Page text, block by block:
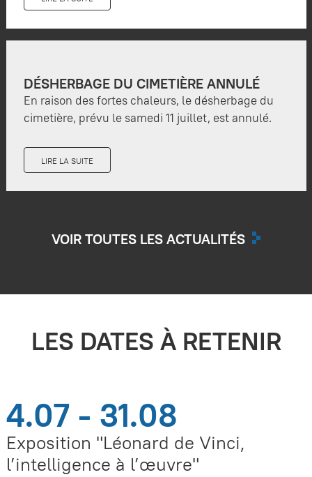
DÉSHERBAGE DU CIMETIÈRE ANNULÉ
En raison des fortes chaleurs, le désherbage du
cimetière, prévu le samedi 11 juillet, est annulé.
LIRE LA SUITE
VOIR TOUTES LES ACTUALITÉS
LES DATES À RETENIR
4.07 - 31.08
Exposition "Léonard de Vinci,
l’intelligence à l’œuvre"